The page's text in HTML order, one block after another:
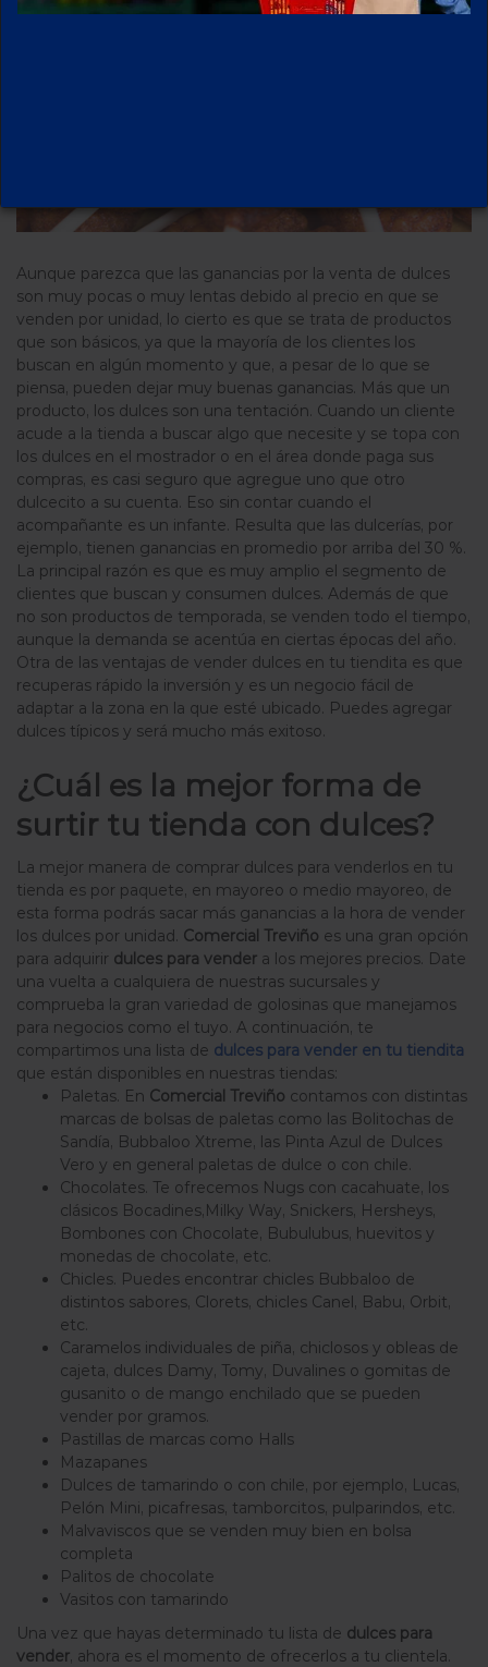
Aunque parezca que las ganancias por la venta de dulces
son muy pocas o muy lentas debido al precio en que se
venden por unidad, lo cierto es que se trata de productos
que son básicos, ya que la mayoría de los clientes los
buscan en algún momento y que, a pesar de lo que se
piensa, pueden dejar muy buenas ganancias. Más que un
producto, los dulces son una tentación. Cuando un cliente
acude a la tienda a buscar algo que necesite y se topa con
los dulces en el mostrador o en el área donde paga sus
compras, es casi seguro que agregue uno que otro
dulcecito a su cuenta. Eso sin contar cuando el
acompañante es un infante. Resulta que las dulcerías, por
ejemplo, tienen ganancias en promedio por arriba del 30 %.
La principal razón es que es muy amplio el segmento de
clientes que buscan y consumen dulces. Además de que
no son productos de temporada, se venden todo el tiempo,
aunque la demanda se acentúa en ciertas épocas del año.
Otra de las ventajas de vender dulces en tu tiendita es que
recuperas rápido la inversión y es un negocio fácil de
adaptar a la zona en la que esté ubicado. Puedes agregar
dulces típicos y será mucho más exitoso.
¿Cuál es la mejor forma de
surtir tu tienda con dulces?
La mejor manera de comprar dulces para venderlos en tu
tienda es por paquete, en mayoreo o medio mayoreo, de
esta forma podrás sacar más ganancias a la hora de vender
los dulces por unidad. Comercial Treviño es una gran opción
para adquirir dulces para vender a los mejores precios. Date
una vuelta a cualquiera de nuestras sucursales y
comprueba la gran variedad de golosinas que manejamos
para negocios como el tuyo. A continuación, te
compartimos una lista de dulces para vender en tu tiendita
que están disponibles en nuestras tiendas:
Paletas. En Comercial Treviño contamos con distintas
marcas de bolsas de paletas como las Bolitochas de
Sandía, Bubbaloo Xtreme, las Pinta Azul de Dulces
Vero y en general paletas de dulce o con chile.
Chocolates. Te ofrecemos Nugs con cacahuate, los
clásicos Bocadines,Milky Way, Snickers, Hersheys,
Bombones con Chocolate, Bubulubus, huevitos y
monedas de chocolate, etc.
Chicles. Puedes encontrar chicles Bubbaloo de
distintos sabores, Clorets, chicles Canel, Babu, Orbit,
etc.
Caramelos individuales de piña, chiclosos y obleas de
cajeta, dulces Damy, Tomy, Duvalines o gomitas de
gusanito o de mango enchilado que se pueden
vender por gramos.
Pastillas de marcas como Halls
Mazapanes
Dulces de tamarindo o con chile, por ejemplo, Lucas,
Pelón Mini, picafresas, tamborcitos, pulparindos, etc.
Malvaviscos que se venden muy bien en bolsa
completa
Palitos de chocolate
Vasitos con tamarindo
Una vez que hayas determinado tu lista de dulces para
vender, ahora es el momento de ofrecerlos a tu clientela.